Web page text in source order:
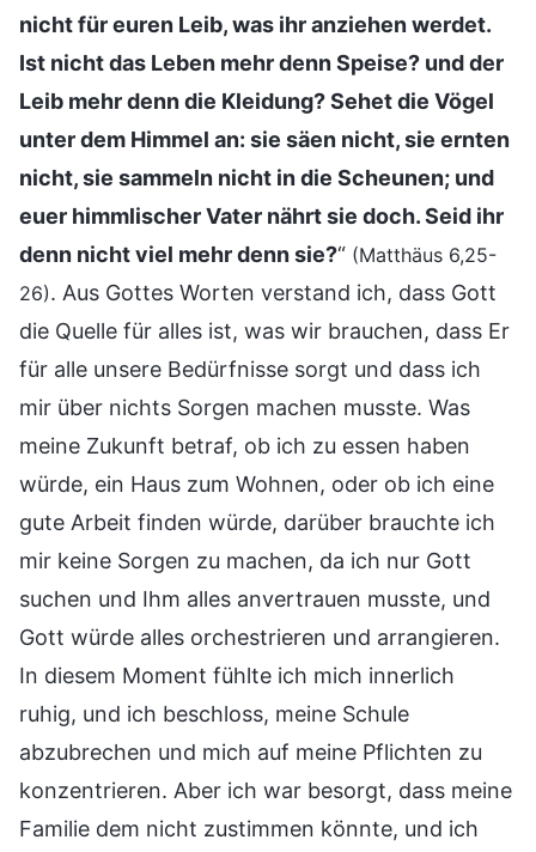
nicht für euren Leib, was ihr anziehen werdet.
Ist nicht das Leben mehr denn Speise? und der
Leib mehr denn die Kleidung? Sehet die Vögel
unter dem Himmel an: sie säen nicht, sie ernten
nicht, sie sammeln nicht in die Scheunen; und
euer himmlischer Vater nährt sie doch. Seid ihr
denn nicht viel mehr denn sie?“ (Matthäus 6,25-
26). Aus Gottes Worten verstand ich, dass Gott
die Quelle für alles ist, was wir brauchen, dass Er
für alle unsere Bedürfnisse sorgt und dass ich
mir über nichts Sorgen machen musste. Was
meine Zukunft betraf, ob ich zu essen haben
würde, ein Haus zum Wohnen, oder ob ich eine
gute Arbeit finden würde, darüber brauchte ich
mir keine Sorgen zu machen, da ich nur Gott
suchen und Ihm alles anvertrauen musste, und
Gott würde alles orchestrieren und arrangieren.
In diesem Moment fühlte ich mich innerlich
ruhig, und ich beschloss, meine Schule
abzubrechen und mich auf meine Pflichten zu
konzentrieren. Aber ich war besorgt, dass meine
Familie dem nicht zustimmen könnte, und ich